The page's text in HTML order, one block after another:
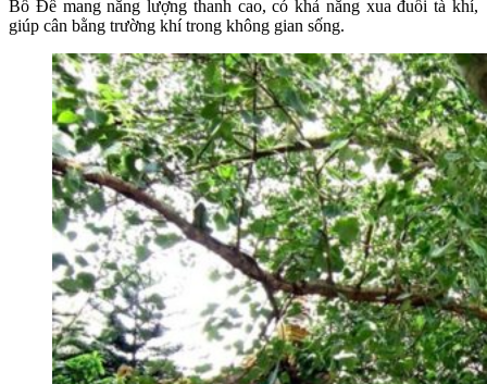
Bồ Đề mang năng lượng thanh cao, có khả năng xua đuổi tà khí,
giúp cân bằng trường khí trong không gian sống.